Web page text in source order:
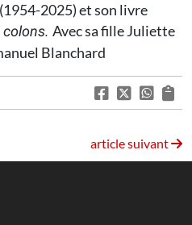
2025) et son livre
Avec sa fille Juliette
Blanchard
article suivant